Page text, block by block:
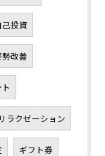
己投資
勢改善
クゼーション
ギフト券